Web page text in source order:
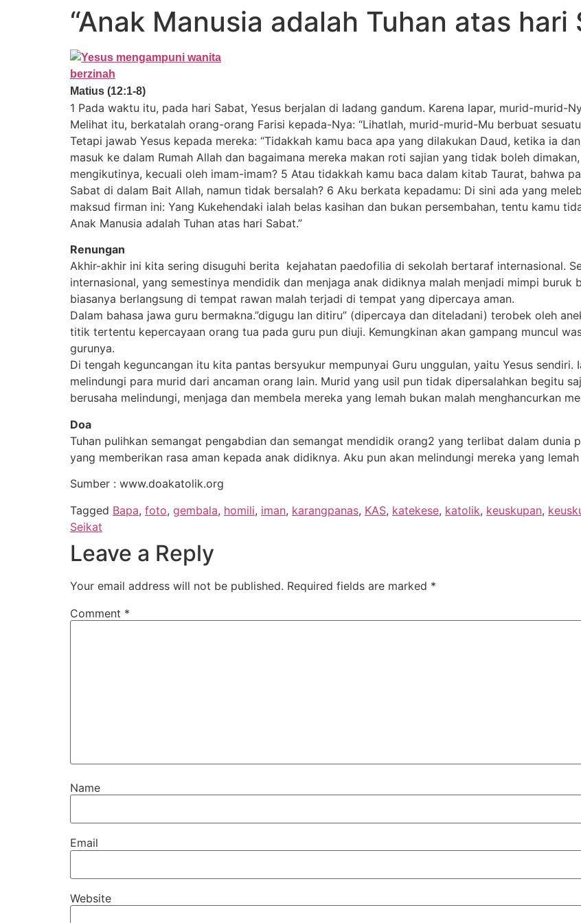
“Anak Manusia adalah Tuhan atas hari
Matius (12:1-8)
1 Pada waktu itu, pada hari Sabat, Yesus berjalan di ladang gandum. Karena lapar, murid-murid-
Melihat itu, berkatalah orang-orang Farisi kepada-Nya: “Lihatlah, murid-murid-Mu berbuat
Tetapi jawab Yesus kepada mereka: “Tidakkah kamu baca apa yang dilakukan Daud, ketika ia
masuk ke dalam Rumah Allah dan bagaimana mereka makan roti sajian yang tidak boleh
mengikutinya, kecuali oleh imam-imam? 5 Atau tidakkah kamu baca dalam kitab Taurat, bahwa
Sabat di dalam Bait Allah, namun tidak bersalah? 6 Aku berkata kepadamu: Di sini ada yang
maksud firman ini: Yang Kukehendaki ialah belas kasihan dan bukan persembahan, tentu kamu
Anak Manusia adalah Tuhan atas hari Sabat.”
Renungan
Akhir-akhir ini kita sering disuguhi berita kejahatan paedofilia di sekolah bertaraf internasional.
internasional, yang semestinya mendidik dan menjaga anak didiknya malah menjadi mimpi
biasanya berlangsung di tempat rawan malah terjadi di tempat yang dipercaya aman.
Dalam bahasa jawa guru bermakna.”digugu lan ditiru” (dipercaya dan diteladani) terobek oleh
titik tertentu kepercayaan orang tua pada guru pun diuji. Kemungkinan akan gampang muncul
gurunya.
Di tengah keguncangan itu kita pantas bersyukur mempunyai Guru unggulan, yaitu Yesus
melindungi para murid dari ancaman orang lain. Murid yang usil pun tidak dipersalahkan begitu
berusaha melindungi, menjaga dan membela mereka yang lemah bukan malah menghancurkan
Doa
Tuhan pulihkan semangat pengabdian dan semangat mendidik orang2 yang terlibat dalam dunia
yang memberikan rasa aman kepada anak didiknya. Aku pun akan melindungi mereka yang
Sumber : www.doakatolik.org
Tagged Bapa, foto, gembala, homili, iman, karangpanas, KAS, katekese, katolik, keuskupan,
Seikat
Leave a Reply
Your email address will not be published. Required fields are marked *
Comment *
Name
Email
Website